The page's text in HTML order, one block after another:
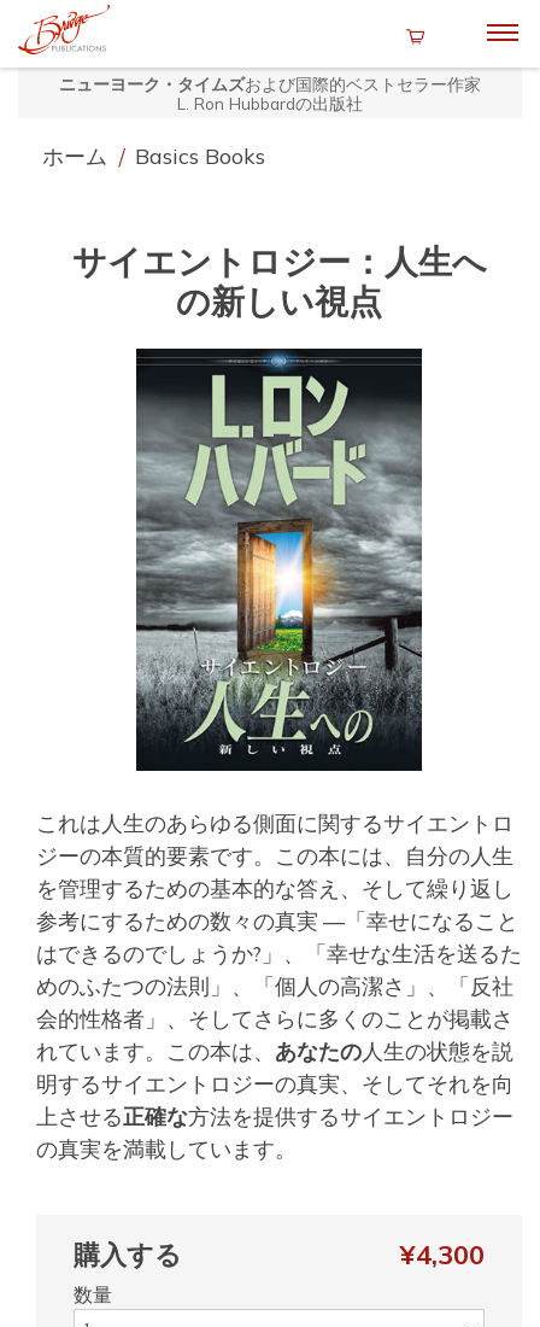
ニューヨーク・タイムズおよび国際的ベストセラー作家
L. Ron Hubbardの出版社
ホーム / Basics Books
サイエントロジー：人生へ
の新しい視点
これは人生のあらゆる側面に関するサイエントロ
ジーの本質的要素です。この本には、自分の人生
を管理するための基本的な答え、そして繰り返し
参考にするための数々の真実 ―「幸せになること
はできるのでしょうか?」、「幸せな生活を送るた
めのふたつの法則」、「個人の高潔さ」、「反社
会的性格者」、そしてさらに多くのことが掲載さ
れています。この本は、 あなたの人生の状態を説
明するサイエントロジーの真実、そしてそれを向
上させる正確な方法を提供するサイエントロジー
の真実を満載しています。
購入する ¥4,300
数量